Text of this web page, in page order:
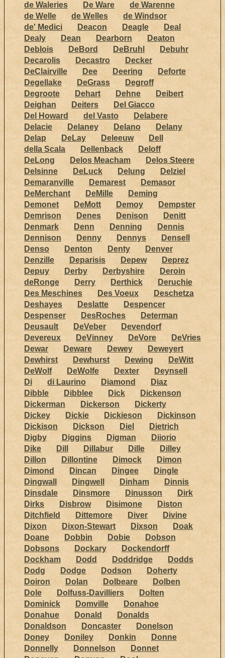
de Waleries
De Ware
de Warenne
de Welle
de Welles
de Windsor
de' Medici
Deacon Deagle
Deal
Dealy
Dean Dearborn
Deaton
Deblois
DeBord DeBruhl
Debuhr
Decarolis
Decastro
Decker
DeClairville
Dee Deering
Deforte
Degellake
DeGrass
Degroff
Degroote
Dehart Dehne
Deibert
Deighan
Deiters
Del Giacco
Del Howard
del Vasto
Delabere
Delacie
Delaney Delano
Delany
Delap
DeLay Deleeuw
Dell
della Scala
Dellenback
Deloff
DeLong
Delos Meacham
Delos Steere
Delsinne
DeLuck Delung
Delziel
Demaranville
Demarest
Demasor
DeMerchant
DeMille
Deming
Demonet
DeMott Demoy
Dempster
Demrison
Denes Denison
Denitt
Denmark
Denn Denning
Dennis
Dennison
Denny Dennys
Densell
Denso
Denton Denty
Denver
Denzille
Deparisis Depew
Deprez
Depuy
Derby Derbyshire
Deroin
deRonge
Derry Derthick
Deruchie
Des Meschines
Des Voeux
Deschetza
Deshayes
Deslatte
Despencer
Despenser
DesRoches
Determan
Deusault
DeVeber
Devendorf
Devereux
DeVinney DeVore
DeVries
Dewar
Deware Dewey
Deweyert
Dewhirst
Dewhurst Dewing
DeWitt
DeWolf
DeWolfe Dexter
Deynsell
Di
di Laurino Diamond
Diaz
Dibble
Dibblee Dick
Dickenson
Dickerman
Dickerson
Dickerty
Dickey
Dickie Dickieson
Dickinson
Dickison
Dickson Diel
Dietrich
Digby
Diggins Digman
Diiorio
Dike
Dill Dillabur Dille
Dilley
Dillon
Dillontine Dimock
Dimon
Dimond
Dincan Dingee
Dingle
Dingwall
Dingwell Dinham
Dinnis
Dinsdale
Dinsmore Dinusson
Dirk
Dirks
Disbrow Disimone
Diston
Ditchfield
Dittemore Diver
Divine
Dixon
Dixon-Stewart Dixson
Doak
Doane
Dobbin Dobie
Dobson
Dobsons
Dockary
Dockendorff
Dockham
Dodd Doddridge
Dodds
Dodg
Dodge Dodson
Doherty
Doiron
Dolan Dolbeare
Dolben
Dole
Dolfuss-Davilliers
Dolten
Dominick
Domville
Donahoe
Donahue
Donald
Donalds
Donaldson
Doncaster
Donelson
Doney
Doniley Donkin
Donne
Donnelly
Donnelson
Donnet